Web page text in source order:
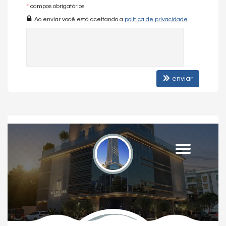
Piscina com trocador de calor
Vagas para Motos
Infra para Plugin em todas as vagas
Fachada com acabamentos de alto padrão
Academia
Brinquedoteca
Lounge
* campos obrigatórios
Ao enviar você está aceitando a política de privacidade.
enviar